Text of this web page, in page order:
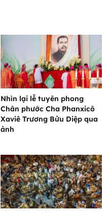
Nhìn lại lễ tuyên phong
Chân phước Cha Phanxicô
Xaviê Trương Bửu Diệp qua
ảnh